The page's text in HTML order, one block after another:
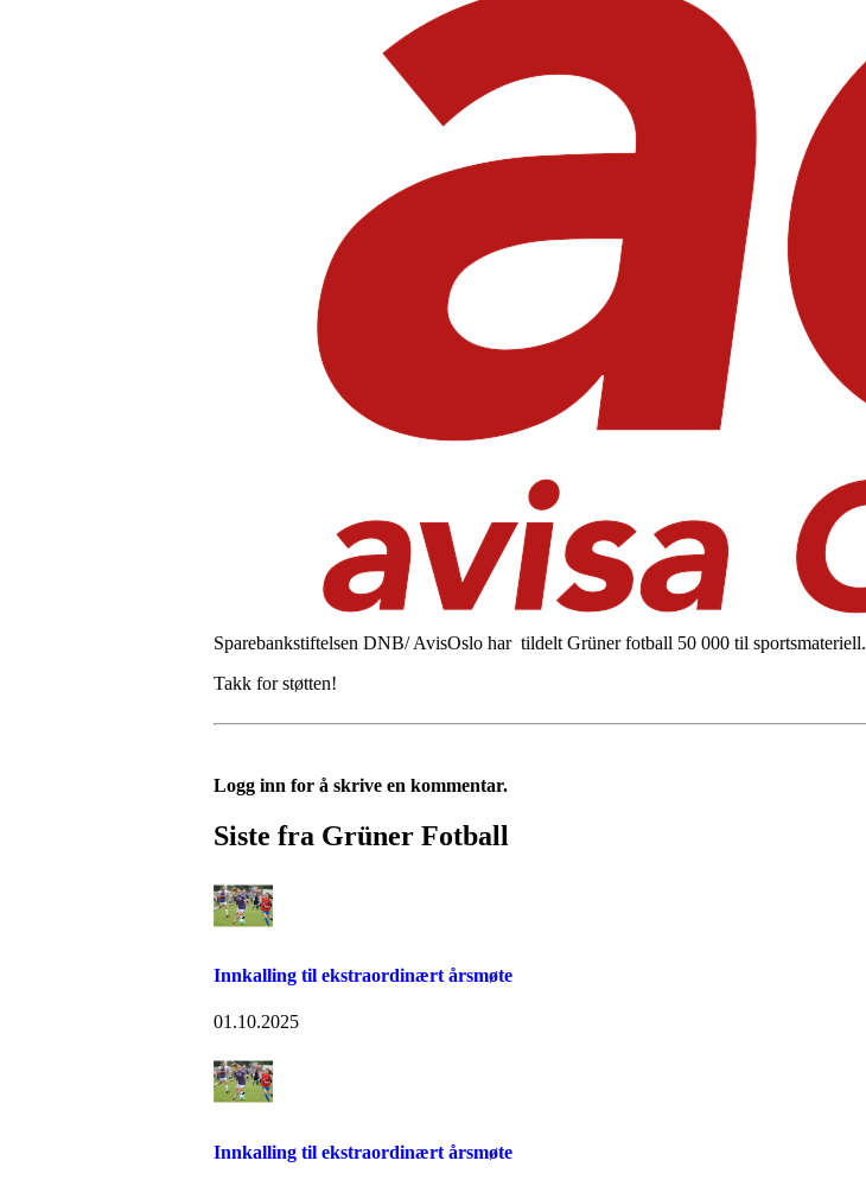
Sparebankstiftelsen DNB/ AvisOslo har tildelt Grüner fotball 50 000 til sportsmateriell.
Takk for støtten!
Logg inn for å skrive en kommentar.
Siste fra Grüner Fotball
Innkalling til ekstraordinært årsmøte
01.10.2025
Innkalling til ekstraordinært årsmøte